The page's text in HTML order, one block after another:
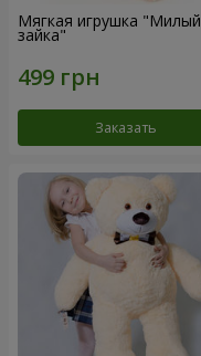
Мягкая игрушка "Милый
зайка"
Заказать